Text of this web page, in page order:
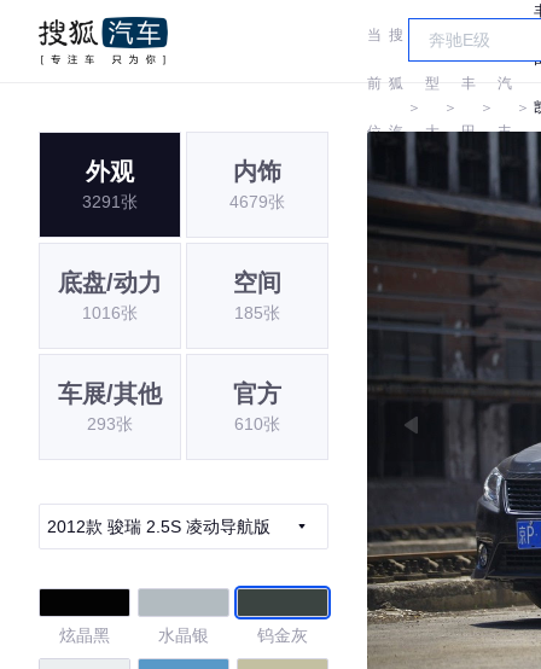
当
前
位
置:
搜
狐
汽
车
＞
车
型
大
＞
丰
田
＞
汽
丰
＞
外观
3291张
内饰
4679张
底盘/动力
1016张
空间
185张
车展/其他
293张
官方
610张
2012款 骏瑞 2.5S 凌动导航版
炫晶黑 水晶银 钨金灰